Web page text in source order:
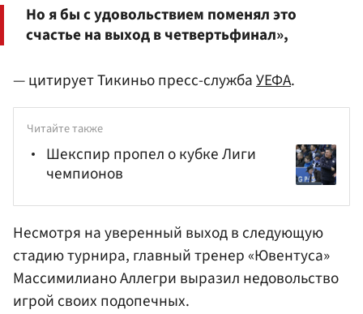
Но я бы с удовольствием поменял это
счастье на выход в четвертьфинал»,
— цитирует Тикиньо пресс-службаУЕФА.
Читайте также
Шекспир пропел о кубке Лиги
чемпионов
Несмотря на уверенный выход в следующую
стадию турнира, главный тренер «Ювентуса»
Массимилиано Аллегри выразил недовольство
игрой своих подопечных.